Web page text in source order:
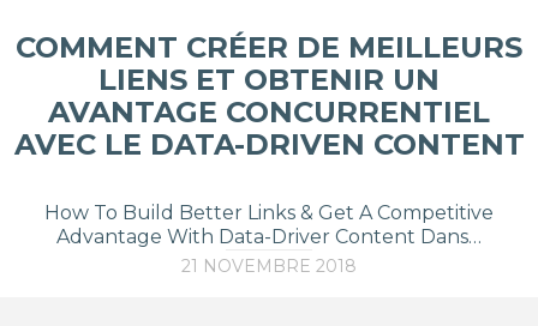
COMMENT CRÉER DE MEILLEURS
LIENS ET OBTENIR UN
AVANTAGE CONCURRENTIEL
AVEC LE DATA-DRIVEN CONTENT
How To Build Better Links & Get A Competitive
Advantage With Data-Driver Content Dans…
21 NOVEMBRE 2018